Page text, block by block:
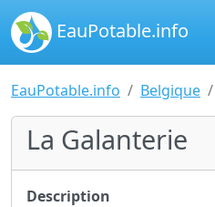
EauPotable.info
EauPotable.info Belgique
La Galanterie
Description